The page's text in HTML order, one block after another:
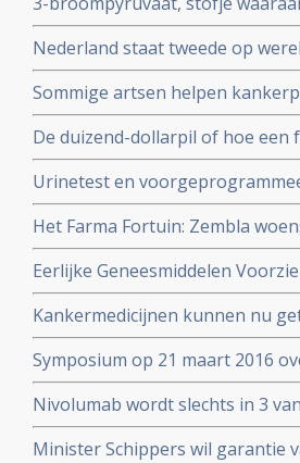
soms ook genezende
Nederland staat tweede op
Alcohol, roken, reflux -
slokdarmkanker
Sommige artsen helpen
met een farmaceutisch bedrijf
De duizend-dollarpil of hoe een
genezend medicijn voor
Urinetest en
stadium opsporen volgens prof.
Het Farma Fortuin: Zembla
medicijnen zo duur zijn en wie
Eerlijke Geneesmiddelen
zeer dubieuze rol door
dure medicijnen
Kankermedicijnen kunnen nu
welke het beste aanslaat. Zie
Symposium op 21 maart 2016
patienten voor voeding en
strategies in food and health
Nivolumab wordt slechts in 3
longkankerpatienten terwijl ze
Minister Schippers wil garantie